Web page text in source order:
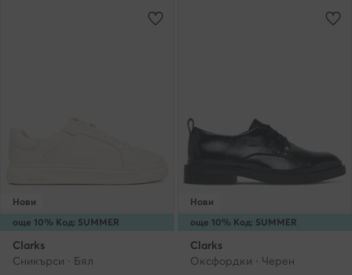
още 10% Код: SUMMER
Нови
Clarks
Сникърси · Бял
още 10% Код: SUMMER
Нови
Clarks
Оксфордки · Черен